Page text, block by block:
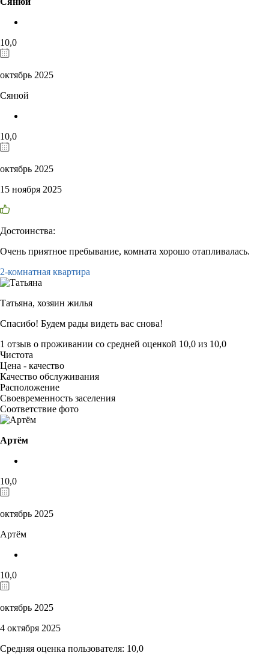
10,0
октябрь 2025
Сянюй
10,0
октябрь 2025
15 ноября 2025
Достоинства:
Очень приятное пребывание, комната хорошо отапливалась.
2-комнатная квартира
Татьяна, хозяин жилья
Спасибо! Будем рады видеть вас снова!
1 отзыв о проживании со средней оценкой 10,0 из 10,0
Чистота
Цена - качество
Качество обслуживания
Расположение
Своевременность заселения
Соответствие фото
Артём
10,0
октябрь 2025
Артём
10,0
октябрь 2025
4 октября 2025
Средняя оценка пользователя: 10,0